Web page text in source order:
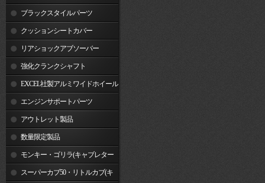
ブラックスタイルパーツ
クッションシートカバー
リアショックアブソーバー
強化クランクシャフト
EXCEL社製アルミワイドホイール
リム エンジンサポートパーツ
アウトレット製品
数量限定製品
モンキー・ゴリラ(キャブレター
車) スーパーカブ50・リトルカブ(キ